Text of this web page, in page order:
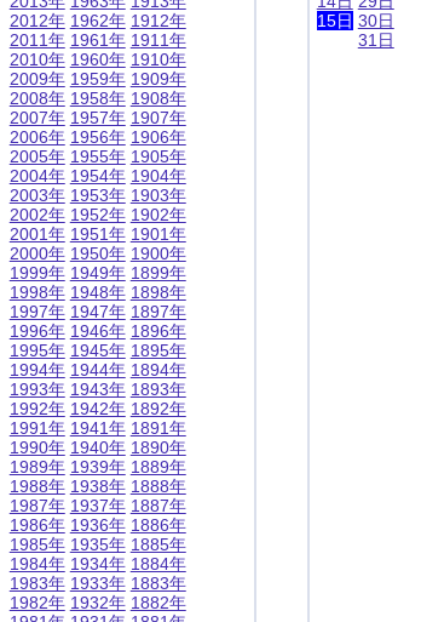
2012年
2011年
2010年
2009年
2008年
2007年
2006年
2005年
2004年
2003年
2002年
2001年
2000年
1999年
1998年
1997年
1996年
1995年
1994年
1993年
1992年
1991年
1990年
1989年
1988年
1987年
1986年
1985年
1984年
1983年
1982年
1962年
1961年
1960年
1959年
1958年
1957年
1956年
1955年
1954年
1953年
1952年
1951年
1950年
1949年
1948年
1947年
1946年
1945年
1944年
1943年
1942年
1941年
1940年
1939年
1938年
1937年
1936年
1935年
1934年
1933年
1932年
1912年
1911年
1910年
1909年
1908年
1907年
1906年
1905年
1904年
1903年
1902年
1901年
1900年
1899年
1898年
1897年
1896年
1895年
1894年
1893年
1892年
1891年
1890年
1889年
1888年
1887年
1886年
1885年
1884年
1883年
1882年
15日 30日
31日